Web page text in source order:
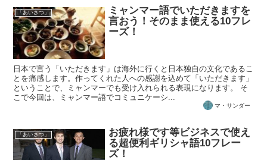
「あいさつ」
ミャンマー語でいただきますを
言おう！そのまま使える10フレ
ーズ！
日本で言う「いただきます」は海外に行くと日本独自の文化であるこ
とを痛感します。作ってくれた人への感謝を込めて「いただきます」
ということで、ミャンマーでも受け入れられる表現になります。 そ
こで今回は、ミャンマー語でコミュニケーシ...
マ・サンダー
「あいさつ」
お疲れ様です等ビジネスで使え
る超便利ギリシャ語10フレー
ズ！